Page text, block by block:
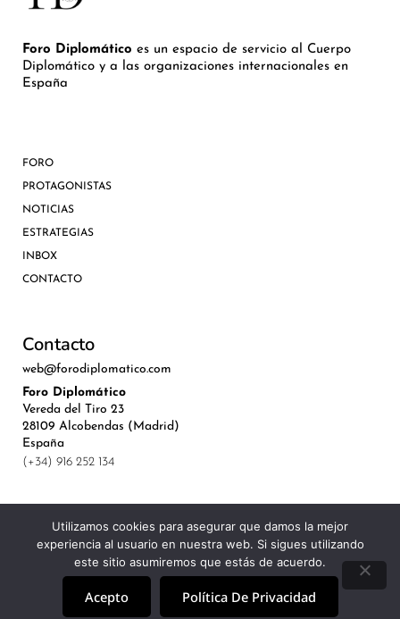
Foro Diplomático es un espacio de servicio al Cuerpo
Diplomático y a las organizaciones internacionales en
España
FORO
PROTAGONISTAS
NOTICIAS
ESTRATEGIAS
INBOX
CONTACTO
Contacto
web@forodiplomatico.com
Foro Diplomático
Vereda del Tiro 23
28109 Alcobendas (Madrid)
España
(+34) 916 252 134
©Royal Lis Spain 2024
Aviso Legal, Política de Privacidad y Cookies
Utilizamos cookies para asegurar que damos la mejor
experiencia al usuario en nuestra web. Si sigues utilizando
este sitio asumiremos que estás de acuerdo.
Acepto Política De Privacidad